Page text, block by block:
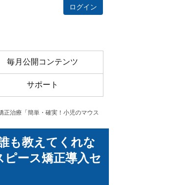
ログイン
毎月公開コンテンツ
サポート
正治療「簡単・確実！小児のマウス
も教えてくれな
ース矯正導入セ